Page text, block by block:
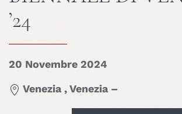
’24
20 Novembre 2024
Venezia , Venezia –